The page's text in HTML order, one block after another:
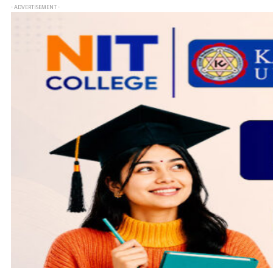
- ADVERTISEMENT -